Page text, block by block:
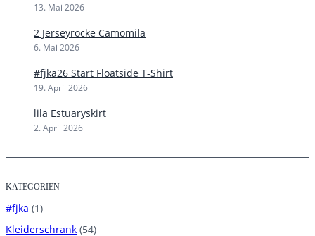
13. Mai 2026
2 Jerseyröcke Camomila
6. Mai 2026
#fjka26 Start Floatside T-Shirt
19. April 2026
lila Estuaryskirt
2. April 2026
KATEGORIEN
#fjka (1)
Kleiderschrank (54)